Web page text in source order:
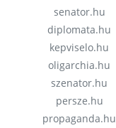
senator.hu
diplomata.hu
kepviselo.hu
oligarchia.hu
szenator.hu
persze.hu
propaganda.hu